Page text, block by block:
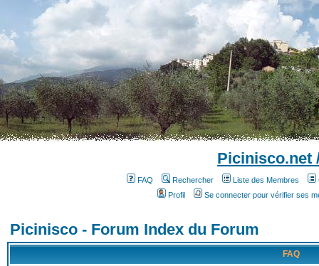
Picinisco.net
FAQ Rechercher Liste des Membres
Profil
Se connecter pour vérifier ses
Picinisco - Forum Index du Forum
FAQ